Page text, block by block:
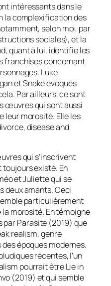
intéressants dans le
la complexification des
selon moi, par
sociales), et la
quant à lui, identifie les
franchises concernant
Luke
et Snake évoqués
Par ailleurs, ce sont
œuvres qui sont aussi
leur morosité. Elle les
disease and
qui s’inscrivent
existé. En
et Juliettequi se
deux amants. Ceci
particulièrement
morosité. En témoigne
parParasite (2019) que
realism, genre
époques modernes.
récentes, l’un
pourrait êtreLie in
(2019) et qui semble